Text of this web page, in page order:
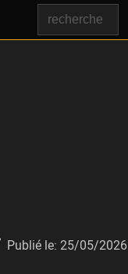
Publié le: 25/05/2026